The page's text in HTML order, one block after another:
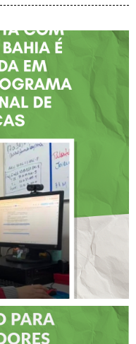
COM
É
EM
DE